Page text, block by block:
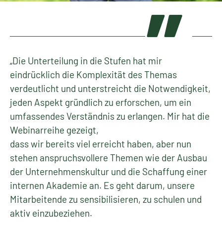
„Die Unterteilung in die Stufen hat mir
eindrücklich die Komplexität des Themas
verdeutlicht und unterstreicht die Notwendigkeit,
jeden Aspekt gründlich zu erforschen, um ein
umfassendes Verständnis zu erlangen. Mir hat die
Webinarreihe gezeigt,
dass wir bereits viel erreicht haben, aber nun
stehen anspruchsvollere Themen wie der Ausbau
der Unternehmenskultur und die Schaffung einer
internen Akademie an. Es geht darum, unsere
Mitarbeitende zu sensibilisieren, zu schulen und
aktiv einzubeziehen.